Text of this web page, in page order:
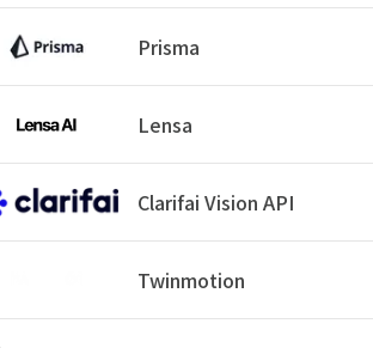
Prisma
Lensa
Clarifai Vision API
Twinmotion